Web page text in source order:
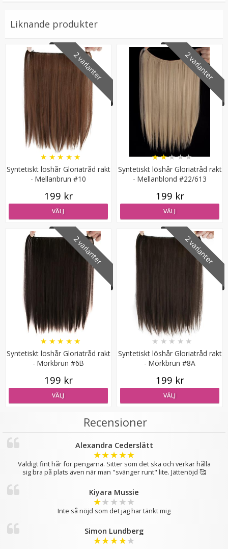
Syntetiskt löshår rakt Gloriatråd dip dye -
★★ ★★
LÄGG I VARUKORG
Mizzy Tangler brush - Blå
★★★★★
99 kr
LÄGG I VARUKORG
Liknande produkter
2 varianter
Syntetiskt löshår Gloriatråd rakt
- Mellanbrun #10
★ ★ ★ ★ ★
199 kr
VÄLJ
2 varianter
Syntetiskt löshår Gloriatråd rakt
- Mellanblond #22/613
★★★★★
199 kr
VÄLJ
2 varianter
Syntetiskt löshår Gloriatråd rakt
- Mörkbrun #6B
★ ★ ★ ★ ★
199 kr
VÄLJ
2 varianter
Syntetiskt löshår Gloriatråd rakt
- Mörkbrun #8A
★ ★ ★ ★ ★
199 kr
VÄLJ
Recensioner
Alexandra Cederslätt
★★★★★
Väldigt fint hår för pengarna. Sitter som det ska och verkar hålla
sig bra på plats även när man "svänger runt" lite. Jättenöjd 🥰
Kiyara Mussie
★★ ★ ★★
Inte så nöjd som det jag har tänkt mig
Simon Lundberg
★★★★★